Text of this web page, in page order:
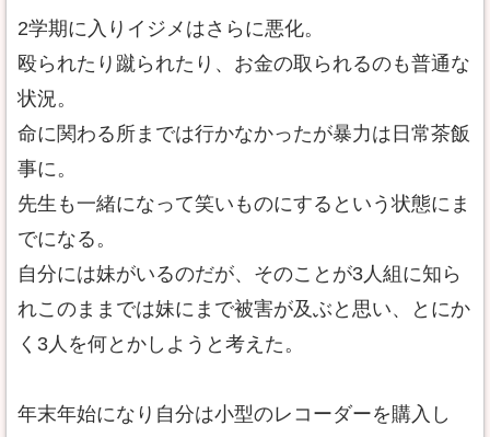
2学期に入りイジメはさらに悪化。
殴られたり蹴られたり、お金の取られるのも普通な
状況。
命に関わる所までは行かなかったが暴力は日常茶飯
事に。
先生も一緒になって笑いものにするという状態にま
でになる。
自分には妹がいるのだが、そのことが3人組に知ら
れこのままでは妹にまで被害が及ぶと思い、とにか
く3人を何とかしようと考えた。
年末年始になり自分は小型のレコーダーを購入し